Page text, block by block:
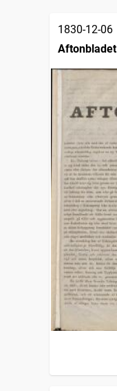
1830-12-06
Aftonbladet